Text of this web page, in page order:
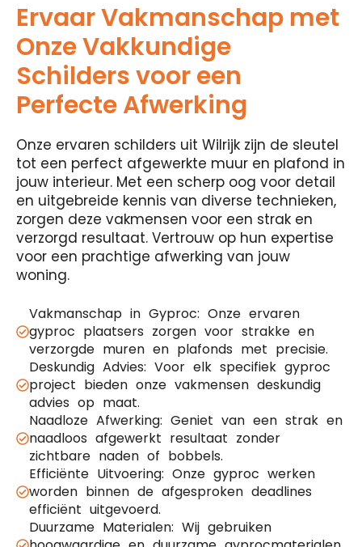
Ervaar Vakmanschap met
Onze Vakkundige
Schilders voor een
Perfecte Afwerking
Onze ervaren schilders uit Wilrijk zijn de sleutel
tot een perfect afgewerkte muur en plafond in
jouw interieur. Met een scherp oog voor detail
en uitgebreide kennis van diverse technieken,
zorgen deze vakmensen voor een strak en
verzorgd resultaat. Vertrouw op hun expertise
voor een prachtige afwerking van jouw
woning.
Vakmanschap in Gyproc: Onze ervaren
gyproc plaatsers zorgen voor strakke en
verzorgde muren en plafonds met precisie.
Deskundig Advies: Voor elk specifiek gyproc
project bieden onze vakmensen deskundig
advies op maat.
Naadloze Afwerking: Geniet van een strak en
naadloos afgewerkt resultaat zonder
zichtbare naden of bobbels.
Efficiënte Uitvoering: Onze gyproc werken
worden binnen de afgesproken deadlines
efficiënt uitgevoerd.
Duurzame Materialen: Wij gebruiken